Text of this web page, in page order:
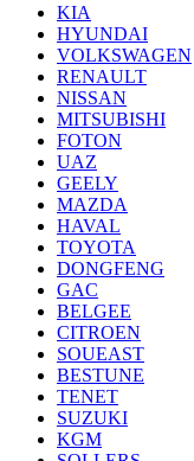
KIA
HYUNDAI
VOLKSWAGEN
RENAULT
NISSAN
MITSUBISHI
FOTON
UAZ
GEELY
MAZDA
HAVAL
TOYOTA
DONGFENG
GAC
BELGEE
CITROEN
SOUEAST
BESTUNE
TENET
SUZUKI
KGM